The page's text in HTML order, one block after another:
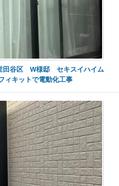
田谷区 W様邸 セキスイハイム
ィキットで電動化工事